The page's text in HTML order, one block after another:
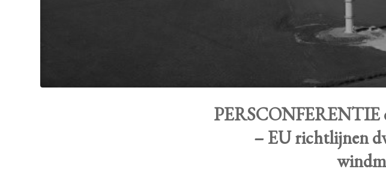
PERSCONFERENTIE
– EU richtlijnen